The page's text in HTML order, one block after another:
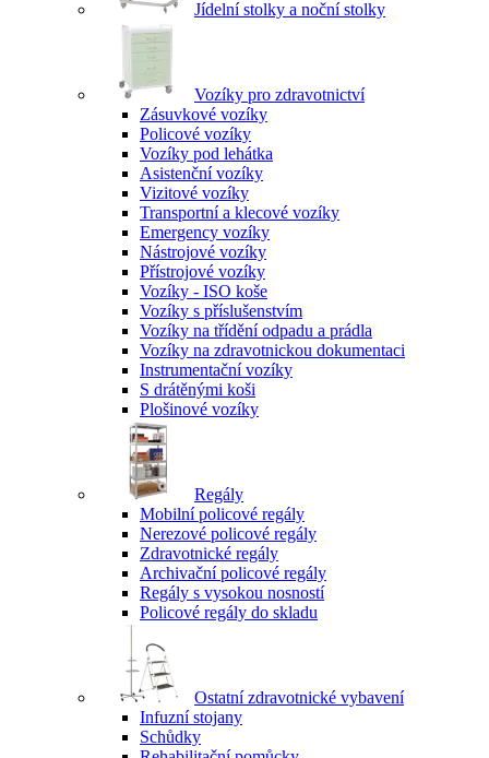
Jídelní stolky a noční stolky
Vozíky pro zdravotnictví
Zásuvkové vozíky
Policové vozíky
Vozíky pod lehátka
Asistenční vozíky
Vizitové vozíky
Transportní a klecové vozíky
Emergency vozíky
Nástrojové vozíky
Přístrojové vozíky
Vozíky - ISO koše
Vozíky s příslušenstvím
Vozíky na třídění odpadu a prádla
Vozíky na zdravotnickou dokumentaci
Instrumentační vozíky
S drátěnými koši
Plošinové vozíky
Regály
Mobilní policové regály
Nerezové policové regály
Zdravotnické regály
Archivační policové regály
Regály s vysokou nosností
Policové regály do skladu
Ostatní zdravotnické vybavení
Infuzní stojany
Schůdky